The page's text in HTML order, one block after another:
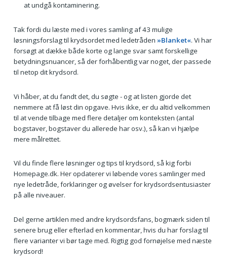
at undgå kontaminering.
Tak fordi du læste med i vores samling af 43 mulige
løsningsforslag til krydsordet med ledetråden »Blanket«. Vi har
forsøgt at dække både korte og lange svar samt forskellige
betydningsnuancer, så der forhåbentlig var noget, der passede
til netop dit krydsord.
Vi håber, at du fandt det, du søgte - og at listen gjorde det
nemmere at få løst din opgave. Hvis ikke, er du altid velkommen
til at vende tilbage med flere detaljer om konteksten (antal
bogstaver, bogstaver du allerede har osv.), så kan vi hjælpe
mere målrettet.
Vil du finde flere løsninger og tips til krydsord, så kig forbi
Homepage.dk. Her opdaterer vi løbende vores samlinger med
nye ledetråde, forklaringer og øvelser for krydsordsentusiaster
på alle niveauer.
Del gerne artiklen med andre krydsordsfans, bogmærk siden til
senere brug eller efterlad en kommentar, hvis du har forslag til
flere varianter vi bør tage med. Rigtig god fornøjelse med næste
krydsord!